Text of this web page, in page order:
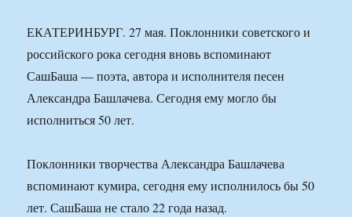
ЕКАТЕРИНБУРГ. 27 мая. Поклонники советского и
российского рока сегодня вновь вспоминают
СашБаша — поэта, автора и исполнителя песен
Александра Башлачева. Сегодня ему могло бы
исполниться 50 лет.
Поклонники творчества Александра Башлачева
вспоминают кумира, сегодня ему исполнилось бы 50
лет. СашБаша не стало 22 года назад.